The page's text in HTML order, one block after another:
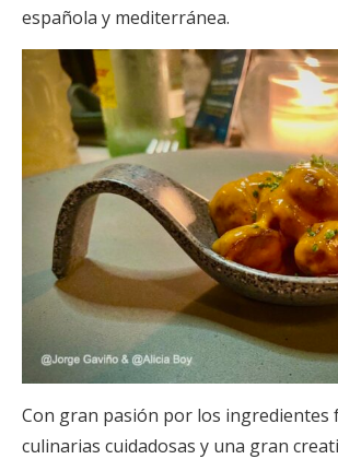
española y mediterránea.
Con gran pasión por los ingredientes
culinarias cuidadosas y una gran